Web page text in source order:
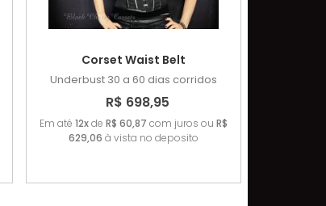
Corset Waist Belt
Underbust 30 a 60 dias corridos
R$ 698,95
Em até 12xde R$ 60,87 com juros ou R$
629,06 à vista no deposito